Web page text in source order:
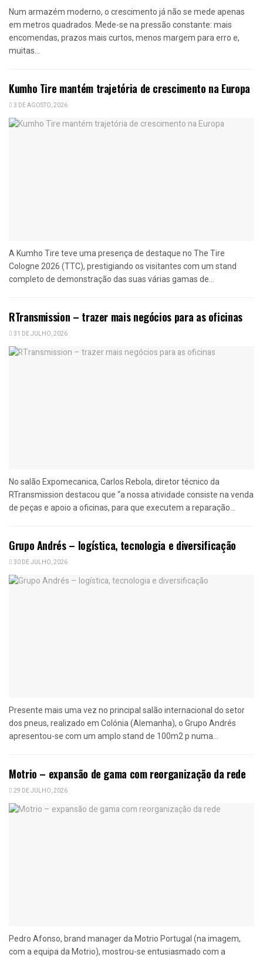
Num armazém moderno, o crescimento já não se mede apenas
em metros quadrados. Mede-se na pressão constante: mais
encomendas, prazos mais curtos, menos margem para erro e,
muitas...
Kumho Tire mantém trajetória de crescimento na Europa
3 DE AGOSTO, 2026
A Kumho Tire teve uma presença de destaque no The Tire
Cologne 2026 (TTC), prestigiando os visitantes com um stand
completo de demonstração das suas várias gamas de...
RTransmission – trazer mais negócios para as oficinas
31 DE JULHO, 2026
No salão Expomecanica, Carlos Rebola, diretor técnico da
RTransmission destacou que “a nossa atividade consiste na venda
de peças e apoio a oficinas, para que executem a reparação...
Grupo Andrés – logística, tecnologia e diversificação
30 DE JULHO, 2026
Presente mais uma vez no principal salão internacional do setor
dos pneus, realizado em Colónia (Alemanha), o Grupo Andrés
apresentou-se com um amplo stand de 100m2 p numa...
Motrio – expansão de gama com reorganização da rede
29 DE JULHO, 2026
Pedro Afonso, brand manager da Motrio Portugal (na imagem,
com a equipa da Motrio), mostrou-se entusiasmado com a